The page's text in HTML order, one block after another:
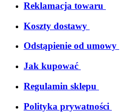
Reklamacja towaru
Koszty dostawy
Odstąpienie od umowy
Jak kupować
Regulamin sklepu
Polityka prywatności